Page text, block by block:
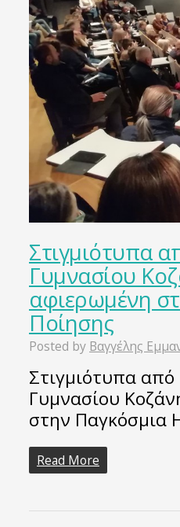
Στιγμιότυπα
Γυμνασίου
αφιερωμένη
Ποίησης
Posted by Βαγγέλης
Στιγμιότυπα
Γυμνασίου
στην Παγκόσμια
Read More